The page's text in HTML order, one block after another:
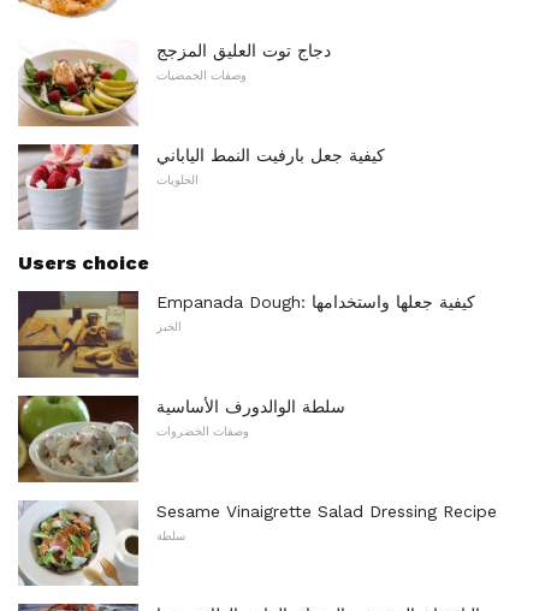
دجاج توت العليق المزجج
وصفات الحمضيات
كيفية جعل بارفيت النمط الياباني
الحلويات
Users choice
Empanada Dough: كيفية جعلها واستخدامها
الخبز
سلطة الوالدورف الأساسية
وصفات الخضروات
Sesame Vinaigrette Salad Dressing Recipe
سلطة